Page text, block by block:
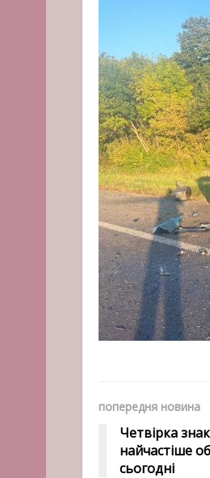
попередня новина
Четвірка
найчастіше
сьогодні